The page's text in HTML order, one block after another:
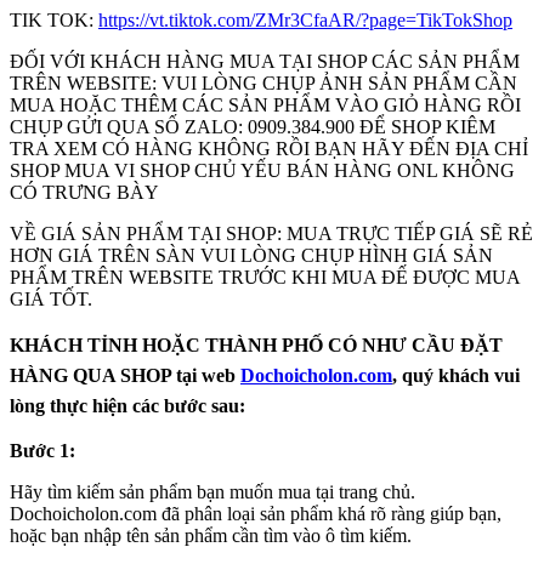
TIK TOK: https://vt.tiktok.com/ZMr3CfaAR/?page=TikTokShop
ĐỐI VỚI KHÁCH HÀNG MUA TẠI SHOP CÁC SẢN PHẨM
TRÊN WEBSITE: VUI LÒNG CHỤP ẢNH SẢN PHẨM CẦN
MUA HOẶC THÊM CÁC SẢN PHẨM VÀO GIỎ HÀNG RỒI
CHỤP GỬI QUA SỐ ZALO: 0909.384.900 ĐỂ SHOP KIÊM
TRA XEM CÓ HÀNG KHÔNG RỒI BẠN HÃY ĐẾN ĐỊA CHỈ
SHOP MUA VI SHOP CHỦ YẾU BÁN HÀNG ONL KHÔNG
CÓ TRƯNG BÀY
VỀ GIÁ SẢN PHẨM TẠI SHOP: MUA TRỰC TIẾP GIÁ SẼ RẺ
HƠN GIÁ TRÊN SÀN VUI LÒNG CHỤP HÌNH GIÁ SẢN
PHẨM TRÊN WEBSITE TRƯỚC KHI MUA ĐẾ ĐƯỢC MUA
GIÁ TỐT.
KHÁCH TỈNH HOẶC THÀNH PHỐ CÓ NHƯ CẦU ĐẶT
HÀNG QUA SHOP tại web Dochoicholon.com, quý khách vui
lòng thực hiện các bước sau:
Bước 1:
Hãy tìm kiếm sản phẩm bạn muốn mua tại trang chủ.
Dochoicholon.com đã phân loại sản phẩm khá rõ ràng giúp bạn,
hoặc bạn nhập tên sản phẩm cần tìm vào ô tìm kiếm.